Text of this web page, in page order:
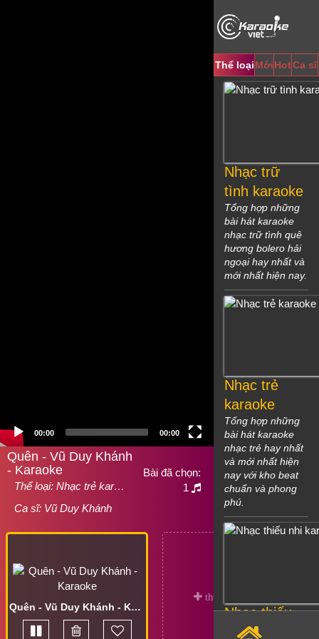
00:00 00:00
Quên - Vũ Duy Khánh
- Karaoke
Thể loại: Nhạc trẻ kar…
Ca sĩ: Vũ Duy Khánh
Bài đã chọn:
1
Quên - Vũ Duy Khánh - Karaoke
Thể loạiMớiHotCa sĩ
Nhạc trữ
tình karaoke
Tổng hợp những
bài hát karaoke
nhạc trữ tình quê
hương bolero hải
ngoại hay nhất và
mới nhất hiện nay.
Nhạc trẻ
karaoke
Tổng hợp những
bài hát karaoke
nhạc trẻ hay nhất
và mới nhất hiện
nay với kho beat
chuẩn và phong
phú.
Nhạc thiếu
nhi karaoke